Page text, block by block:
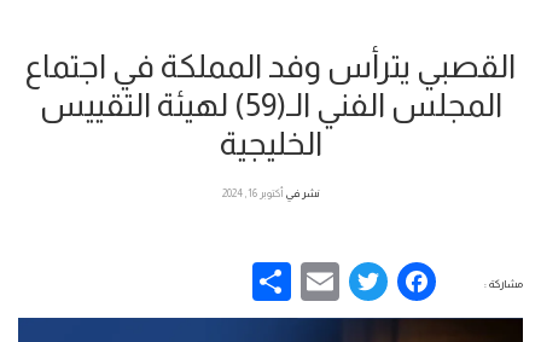
القصبي يترأس وفد المملكة في اجتماع
المجلس الفني الـ(59) لهيئة التقييس
الخليجية
نشر فيأكتوبر 16, 2024
مشاركة : Facebook
Twitter
Email
Share